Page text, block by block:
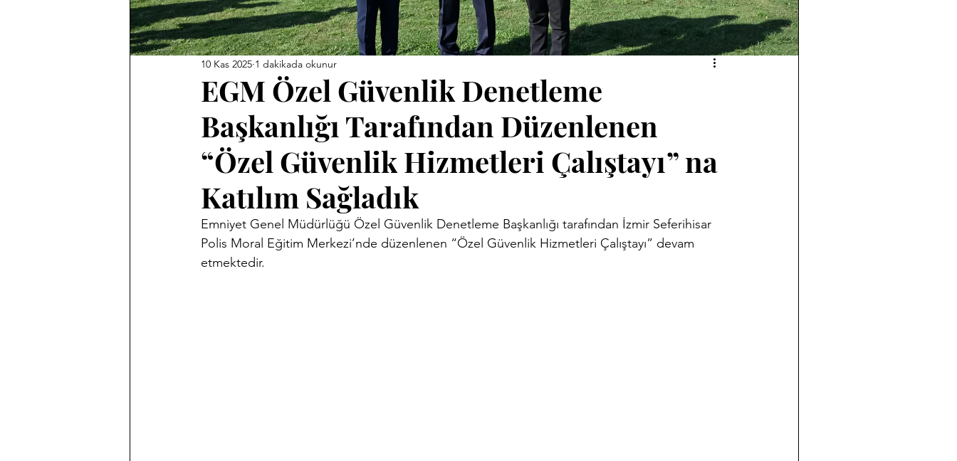
EGM Özel Güvenlik Denetleme
Başkanlığı Tarafından Düzenlenen
“Özel Güvenlik Hizmetleri Çalıştayı” na
Katılım Sağladık
10 Kas 2025 1 dakikada okunur
Emniyet Genel Müdürlüğü Özel Güvenlik Denetleme Başkanlığı tarafından İzmir Seferihisar
Polis Moral Eğitim Merkezi’nde düzenlenen “Özel Güvenlik Hizmetleri Çalıştayı” devam
etmektedir.